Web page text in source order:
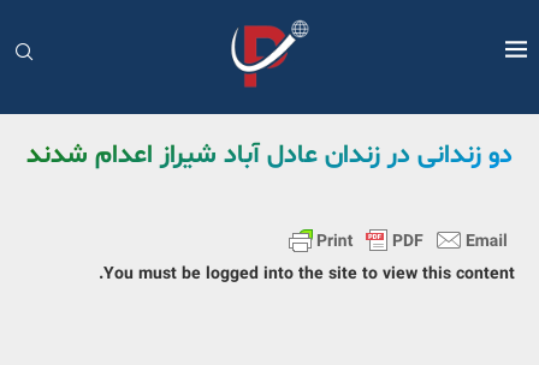
دو زندانی در زندان عادل آباد شیراز اعدام شدند
You must be logged into the site to view this content.